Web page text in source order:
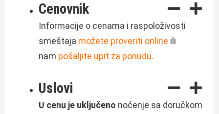
Cenovnik
Informacije o cenama i raspoloživosti
smeštaja možete proveriti online ili
nam pošaljite upit za ponudu.
Uslovi
U cenu je uključeno noćenje sa doručkom